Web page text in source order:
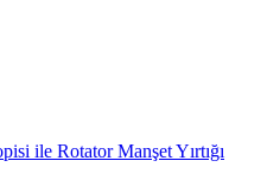
ile Rotator Manşet Yırtığı